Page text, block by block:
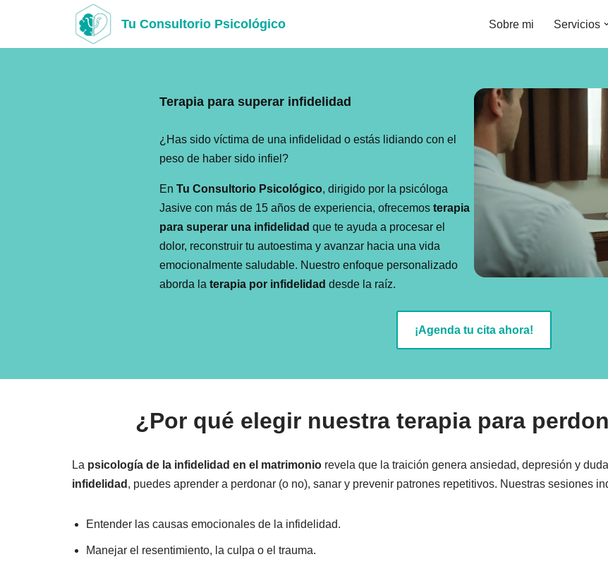
Tu Consultorio Psicológico Sobre mi Servicios
Terapia para superar infidelidad
¿Has sido víctima de una infidelidad o estás lidiando con el
peso de haber sido infiel?
En Tu Consultorio Psicológico, dirigido por la psicóloga
Jasive con más de 15 años de experiencia, ofrecemos terapia
para superar una infidelidad que te ayuda a procesar el
dolor, reconstruir tu autoestima y avanzar hacia una vida
emocionalmente saludable. Nuestro enfoque personalizado
aborda la terapia por infidelidad desde la raíz.
¡Agenda tu cita ahora!
¿Por qué elegir nuestra terapia para
La psicología de la infidelidad en el matrimonio revela que la traición genera ansiedad, depresión y
infidelidad , puedes aprender a perdonar (o no), sanar y prevenir patrones repetitivos. Nuestras sesiones
Entender las causas emocionales de la infidelidad.
Manejar el resentimiento, la culpa o el trauma.